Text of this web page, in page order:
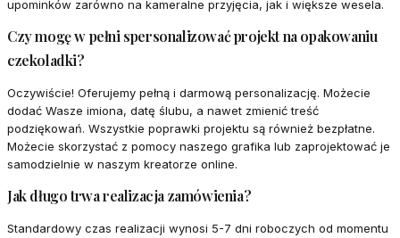
upominków zarówno na kameralne przyjęcia, jak i większe wesela.
Czy mogę w pełni spersonalizować projekt na opakowaniu
czekoladki?
Oczywiście! Oferujemy pełną i darmową personalizację. Możecie
dodać Wasze imiona, datę ślubu, a nawet zmienić treść
podziękowań. Wszystkie poprawki projektu są również bezpłatne.
Możecie skorzystać z pomocy naszego grafika lub zaprojektować je
samodzielnie w naszym kreatorze online.
Jak długo trwa realizacja zamówienia?
Standardowy czas realizacji wynosi 5-7 dni roboczych od momentu